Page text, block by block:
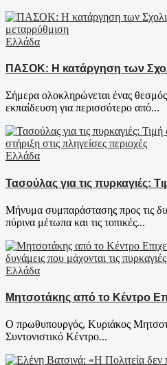
Ελλάδα
ΠΑΣΟΚ: Η κατάργηση των
Σήμερα ολοκληρώνεται ένας
εκπαίδευση για περισσότερο από...
Ελλάδα
Τασούλας για τις πυρκαγιές:
Μήνυμα συμπαράστασης προς τις
πύρινα μέτωπα και τις τοπικές...
Ελλάδα
Μητσοτάκης από το Κέντρο
Ο πρωθυπουργός, Κυριάκος
Συντονιστικό Κέντρο...